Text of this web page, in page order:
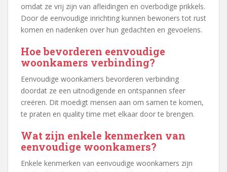
omdat ze vrij zijn van afleidingen en overbodige prikkels.
Door de eenvoudige inrichting kunnen bewoners tot rust
komen en nadenken over hun gedachten en gevoelens.
Hoe bevorderen eenvoudige
woonkamers verbinding?
Eenvoudige woonkamers bevorderen verbinding
doordat ze een uitnodigende en ontspannen sfeer
creëren. Dit moedigt mensen aan om samen te komen,
te praten en quality time met elkaar door te brengen.
Wat zijn enkele kenmerken van
eenvoudige woonkamers?
Enkele kenmerken van eenvoudige woonkamers zijn